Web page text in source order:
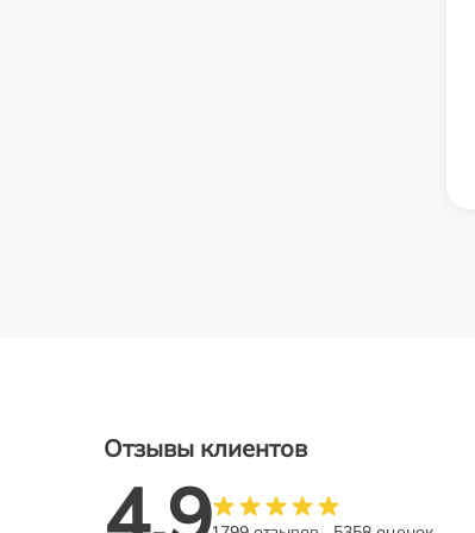
Отзывы клиентов